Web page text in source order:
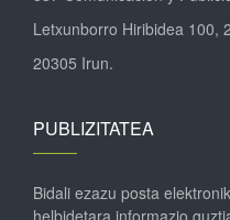
Letxunborro Hiribidea 100,
20305 Irun.
PUBLIZITATEA
Bidali ezazu posta